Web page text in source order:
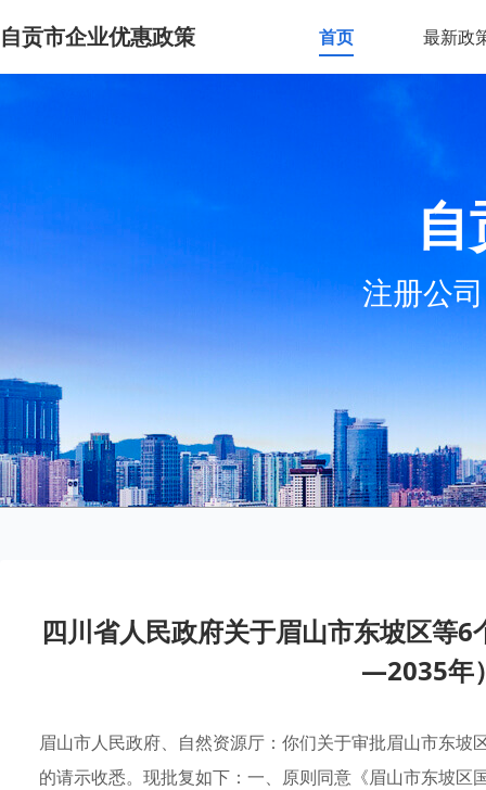
自贡市企业优惠政策 首页 最新政
注册公
四川省人民政府关于眉山市东坡区等
—2035年
眉山市人民政府、自然资源厅：你们关于审批眉山市东
的请示收悉。现批复如下：一、原则同意《眉山市东坡